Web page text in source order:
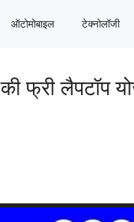
ऑटोमोबाइल टेक्नोलॉजी
फ्री लैपटॉप